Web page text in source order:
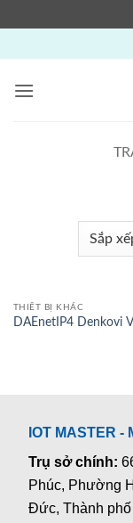
qua
nội
THIẾT BỊ KHÁC
DAEnetIP4 Denkovi
IOT MASTER -
Trụ sở chính:
Phúc, Phường
Đức, Thành